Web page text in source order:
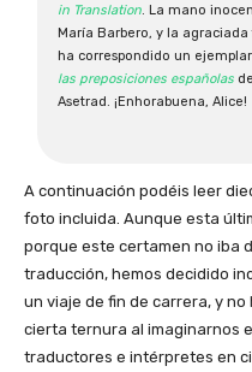
in Translation. La mano
María Barbero, y la
ha correspondido un
las preposiciones españolas
Asetrad. ¡Enhorabuena, Alice!
A continuación podéis leer
foto incluida. Aunque esta
porque este certamen no iba
traducción, hemos decidido
un viaje de fin de carrera, y
cierta ternura al imaginarnos
traductores e intérpretes en